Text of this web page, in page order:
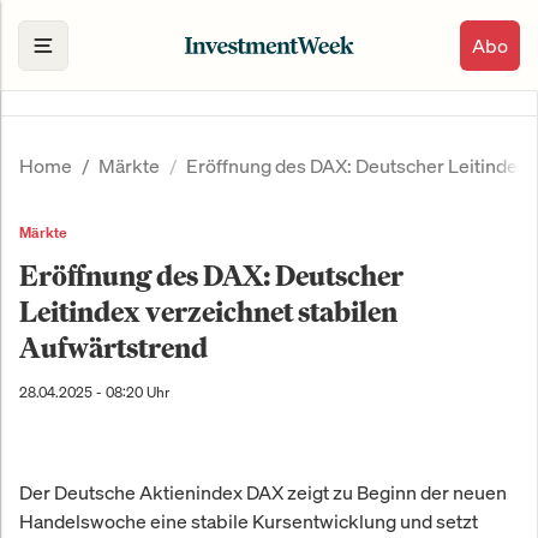
Abo
Home Märkte Eröffnung des DAX: Deutscher
Märkte
Eröffnung des DAX: Deutscher
Leitindex verzeichnet stabilen
Aufwärtstrend
28.04.2025 - 08:20 Uhr
Der Deutsche Aktienindex DAX zeigt zu Beginn der neuen
Handelswoche eine stabile Kursentwicklung und setzt